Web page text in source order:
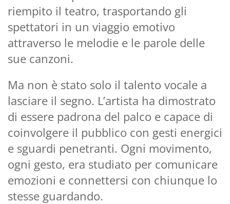
riempito il teatro, trasportando gli
spettatori in un viaggio emotivo
attraverso le melodie e le parole delle
sue canzoni.
Ma non è stato solo il talento vocale a
lasciare il segno. L’artista ha dimostrato
di essere padrona del palco e capace di
coinvolgere il pubblico con gesti energici
e sguardi penetranti. Ogni movimento,
ogni gesto, era studiato per comunicare
emozioni e connettersi con chiunque lo
stesse guardando.